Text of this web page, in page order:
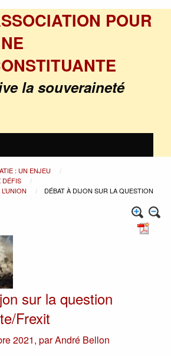
POUR
la souveraineté
: UN ENJEU
DÉFIS
DÉBAT À DIJON SUR LA QUESTION
sur la question
Frexit
2021, parAndré Bellon